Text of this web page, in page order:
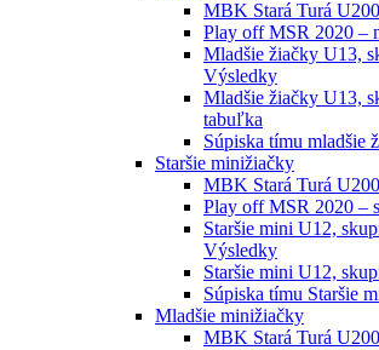
MBK Stará Turá
Play off MSR 2020 –
Mladšie žiačky U13,
Výsledky
Mladšie žiačky U13,
tabuľka
Súpiska tímu mladšie
Staršie minižiačky
MBK Stará Turá
Play off MSR 2020 –
Staršie mini U12,
Výsledky
Staršie mini U12,
Súpiska tímu Staršie
Mladšie minižiačky
MBK Stará Turá